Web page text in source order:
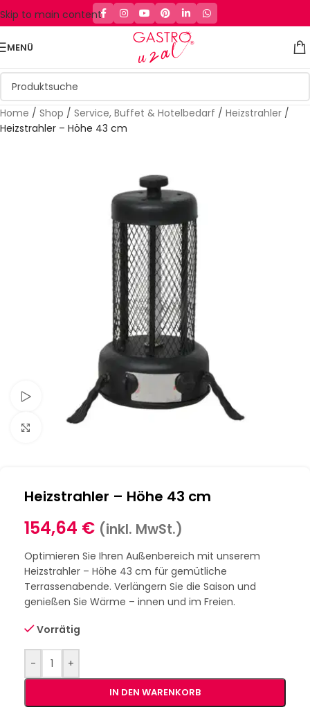
Skip to main content
MENÜ
Home / Shop / Service, Buffet & Hotelbedarf / Heizstrahler /
Heizstrahler – Höhe 43 cm
Schau Video
Klick zum Vergrößern
Heizstrahler – Höhe 43 cm
154,64 € (inkl. MwSt.)
Optimieren Sie Ihren Außenbereich mit unserem
Heizstrahler – Höhe 43 cm für gemütliche
Terrassenabende. Verlängern Sie die Saison und
genießen Sie Wärme – innen und im Freien.
Vorrätig
- +
IN DEN WARENKORB